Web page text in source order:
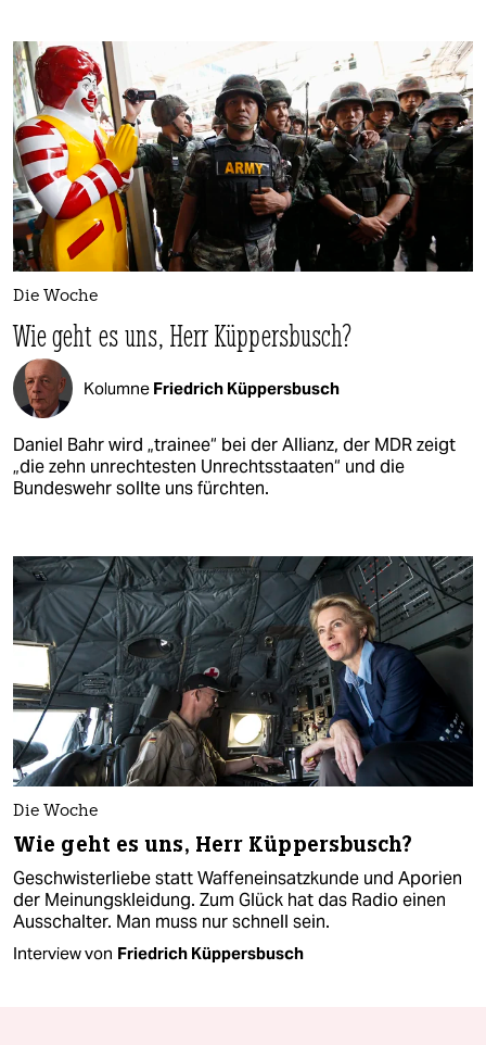
Die Woche
Wie geht es uns, Herr Küppersbusch?
Kolumne Friedrich Küppersbusch
Daniel Bahr wird „trainee“ bei der Allianz, der MDR zeigt
„die zehn unrechtesten Unrechtsstaaten“ und die
Bundeswehr sollte uns fürchten.
Die Woche
Wie geht es uns, Herr Küppersbusch?
Geschwisterliebe statt Waffeneinsatzkunde und Aporien
der Meinungskleidung. Zum Glück hat das Radio einen
Ausschalter. Man muss nur schnell sein.
Interview von Friedrich Küppersbusch